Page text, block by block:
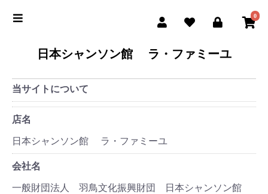
0
日本シャンソン館 ラ・ファミーユ
当サイトについて
店名
日本シャンソン館 ラ・ファミーユ
会社名
一般財団法人 羽鳥文化振興財団 日本シャンソン館